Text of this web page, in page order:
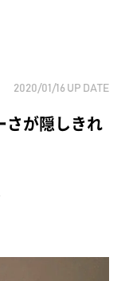
2020/01/16 UP DATE
さが隠しきれ